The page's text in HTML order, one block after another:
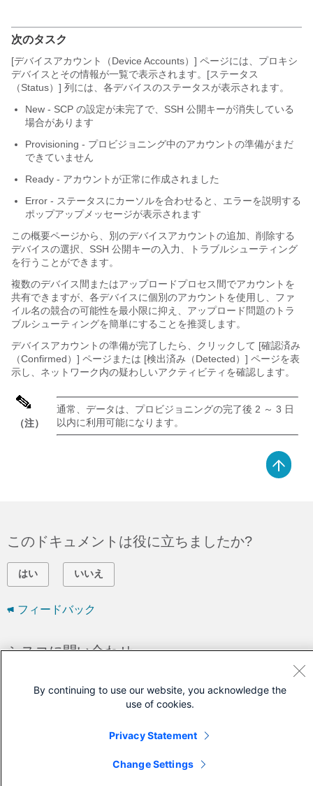
次のタスク
[デバイスアカウント（Device Accounts）] ページには、プロキシ
デバイスとその情報が一覧で表示されます。[ステータス
（Status）] 列には、各デバイスのステータスが表示されます。
New - SCP の設定が未完了で、SSH 公開キーが消失している
場合があります
Provisioning - プロビジョニング中のアカウントの準備がまだ
できていません
Ready - アカウントが正常に作成されました
Error - ステータスにカーソルを合わせると、エラーを説明する
ポップアップメッセージが表示されます
この概要ページから、別のデバイスアカウントの追加、削除する
デバイスの選択、SSH 公開キーの入力、トラブルシューティング
を行うことができます。
複数のデバイス間またはアップロードプロセス間でアカウントを
共有できますが、各デバイスに個別のアカウントを使用し、ファ
イル名の競合の可能性を最小限に抑え、アップロード問題のトラ
ブルシューティングを簡単にすることを推奨します。
デバイスアカウントの準備が完了したら、クリックして [確認済み
（Confirmed）] ページまたは [検出済み（Detected）] ページを表
示し、ネットワーク内の疑わしいアクティビティを確認します。
（注）
通常、データは、プロビジョニングの完了後 2 ～ 3 日
以内に利用可能になります。
このドキュメントは役に立ちましたか?
はい いいえ
フィードバック
シスコに問い合わせ
シスコ サービス契約 が必要です。)
By continuing to use our website, you acknowledge the
use of cookies.
Privacy Statement
Change Settings